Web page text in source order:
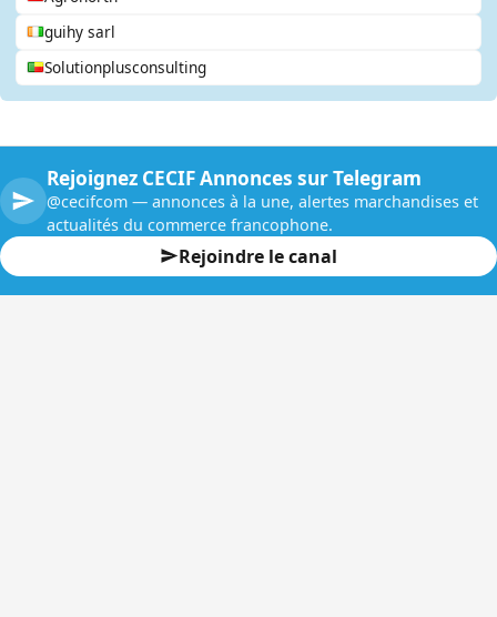
guihy sarl
Solutionplusconsulting
Rejoignez CECIF Annonces sur Telegram
@cecifcom — annonces à la une, alertes marchandises et
actualités du commerce francophone.
Rejoindre le canal